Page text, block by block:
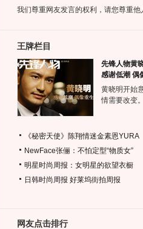
我们尊重网友发言的权利，请您尊重他
王牌栏目
先锋人物黄
感谢低潮 偶
黄晓明开始
情需要改
《秘密天使》陈翔情迷金素恩YURA
NewFace张俪：不怕定型“物质女”
明星时尚周报：女明星的欲望衣橱
日韩时尚周报 好莱坞街拍周报
网友点击排行